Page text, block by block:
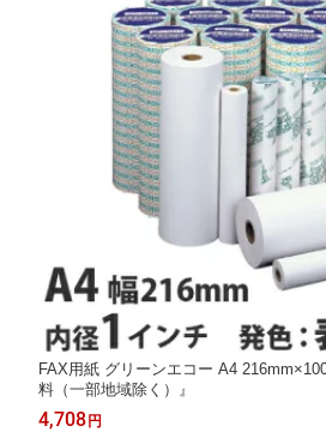
FAX用紙 グリーンエコー A4
料（一部地域除く）』
4,708円